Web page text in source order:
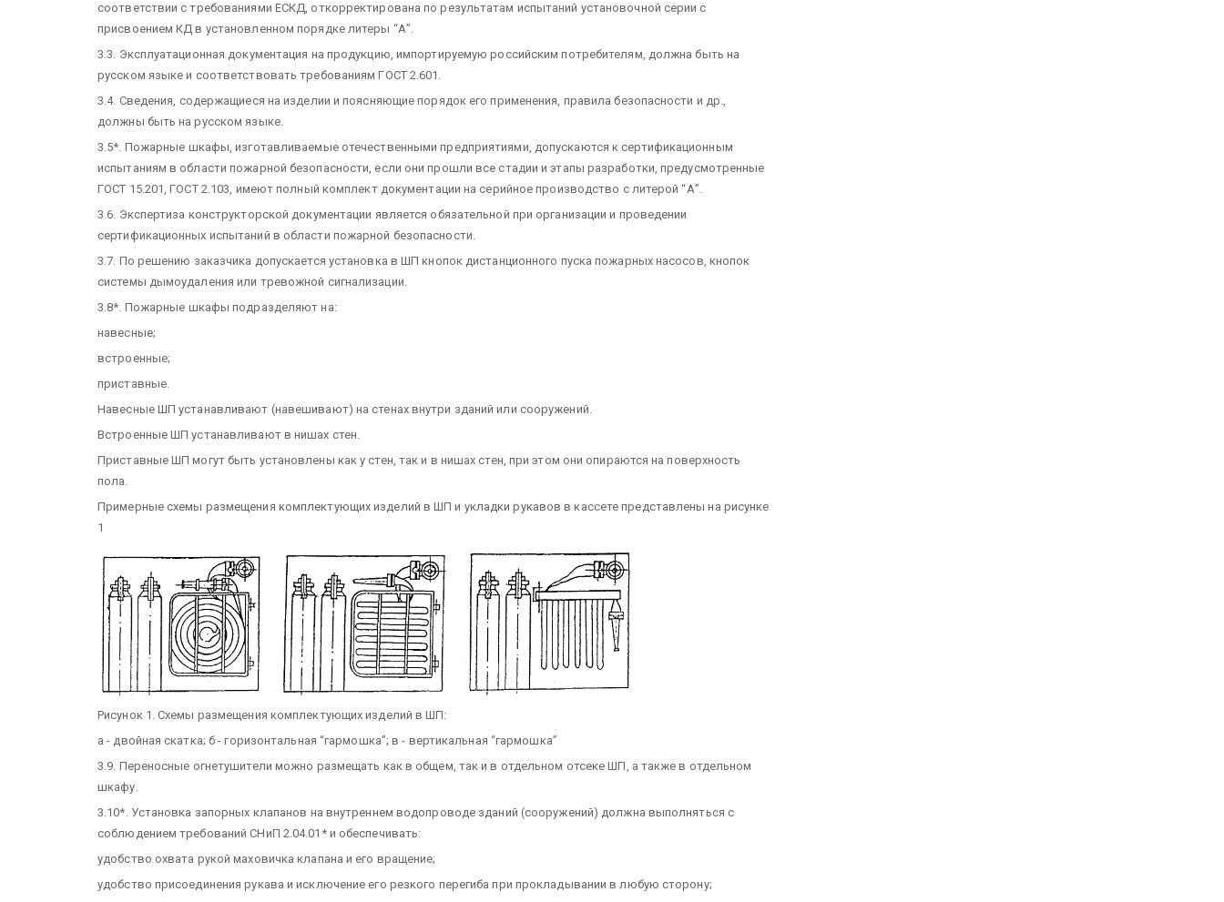
соответствии с требованиями ЕСКД, откорректирована по результатам испытаний установочной серии с
присвоением КД в установленном порядке литеры “А”.
3.3. Эксплуатационная документация на продукцию, импортируемую российским потребителям, должна быть на
русском языке и соответствовать требованиям ГОСТ 2.601.
3.4. Сведения, содержащиеся на изделии и поясняющие порядок его применения, правила безопасности и др.,
должны быть на русском языке.
3.5*. Пожарные шкафы, изготавливаемые отечественными предприятиями, допускаются к сертификационным
испытаниям в области пожарной безопасности, если они прошли все стадии и этапы разработки, предусмотренные
ГОСТ 15.201, ГОСТ 2.103, имеют полный комплект документации на серийное производство с литерой “А”.
3.6. Экспертиза конструкторской документации является обязательной при организации и проведении
сертификационных испытаний в области пожарной безопасности.
3.7. По решению заказчика допускается установка в ШП кнопок дистанционного пуска пожарных насосов, кнопок
системы дымоудаления или тревожной сигнализации.
3.8*. Пожарные шкафы подразделяют на:
навесные;
встроенные;
приставные.
Навесные ШП устанавливают (навешивают) на стенах внутри зданий или сооружений.
Встроенные ШП устанавливают в нишах стен.
Приставные ШП могут быть установлены как у стен, так и в нишах стен, при этом они опираются на поверхность
пола.
Примерные схемы размещения комплектующих изделий в ШП и укладки рукавов в кассете представлены на рисунке
1
Рисунок 1. Схемы размещения комплектующих изделий в ШП:
а - двойная скатка; б - горизонтальная “гармошка”; в - вертикальная “гармошка”
3.9. Переносные огнетушители можно размещать как в общем, так и в отдельном отсеке ШП, а также в отдельном
шкафу.
3.10*. Установка запорных клапанов на внутреннем водопроводе зданий (сооружений) должна выполняться с
соблюдением требований СНиП 2.04.01* и обеспечивать:
удобство охвата рукой маховичка клапана и его вращение;
удобство присоединения рукава и исключение его резкого перегиба при прокладывании в любую сторону;